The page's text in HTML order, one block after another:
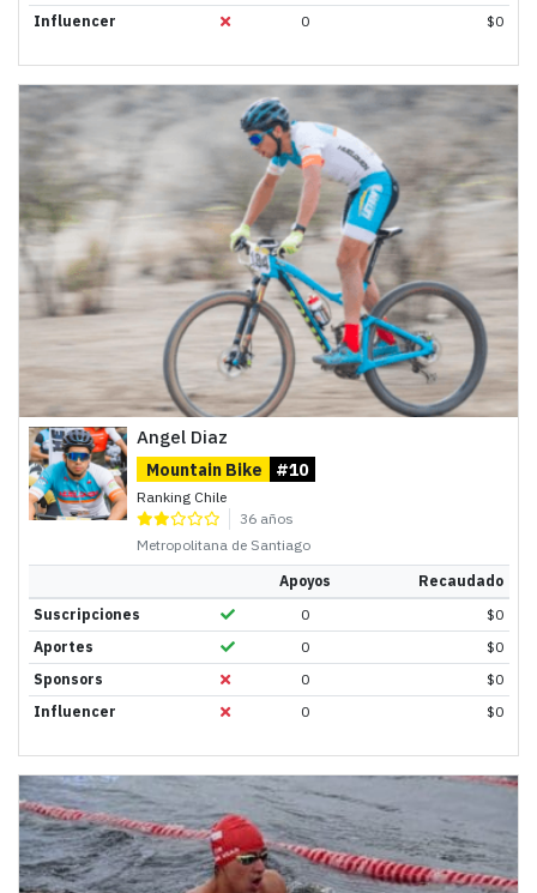
Influencer
0 $0
Angel Diaz
Mountain Bike #10
Ranking Chile
36 años
Metropolitana de Santiago
Apoyos
Recaudado
Suscripciones
0 $0
Aportes
0 $0
Sponsors
0 $0
Influencer
0 $0